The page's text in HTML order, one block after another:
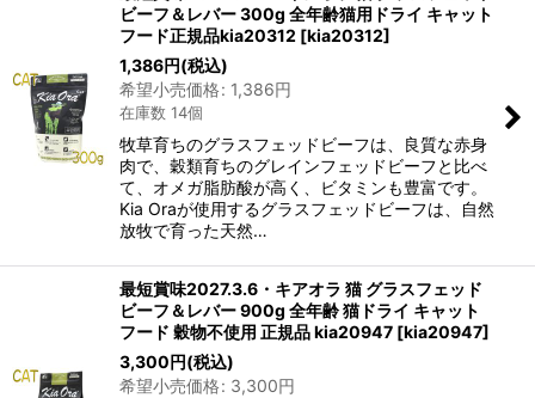
ビーフ＆レバー 300g 全年齢猫用ドライ キャット
フード正規品kia20312 [kia20312]
1,386円(税込)
希望小売価格: 1,386円
在庫数 14個
牧草育ちのグラスフェッドビーフは、良質な赤身
肉で、穀類育ちのグレインフェッドビーフと比べ
て、オメガ脂肪酸が高く、ビタミンも豊富です。
Kia Oraが使用するグラスフェッドビーフは、自然
放牧で育った天然…
最短賞味2027.3.6・キアオラ 猫 グラスフェッド
ビーフ＆レバー 900g 全年齢 猫ドライ キャット
フード 穀物不使用 正規品 kia20947 [kia20947]
3,300円(税込)
希望小売価格: 3,300円